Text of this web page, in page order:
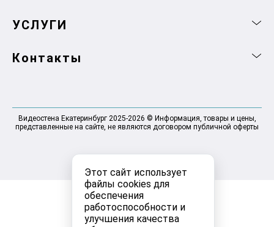
Этот сайт использует
файлы cookies для
обеспечения
работоспособности и
улучшения качества
УСЛУГИ
Контакты
Видеостена Екатеринбург 2025-2026 © Информация, товары и цены,
представленные на сайте, не являются договором публичной оферты